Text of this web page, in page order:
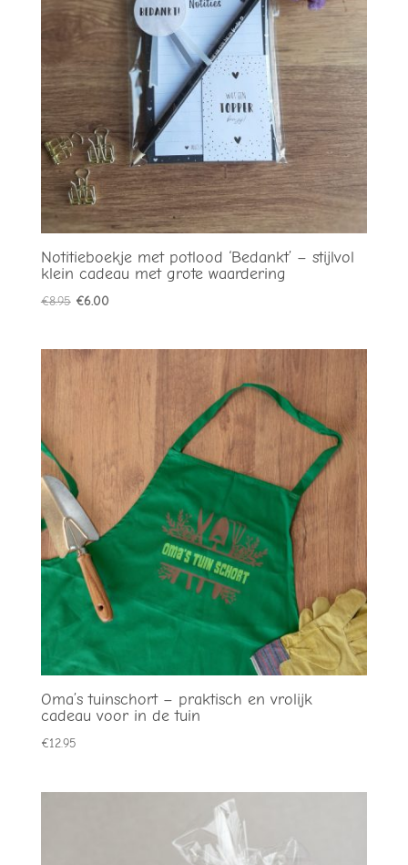
Notitieboekje met potlood ‘Bedankt’ – stijlvol
klein cadeau met grote waardering
€8.95 Oorspronkelijke
€8.95.
€6.00Huidige
Oma’s tuinschort – praktisch en vrolijk
cadeau voor in de tuin
€12.95